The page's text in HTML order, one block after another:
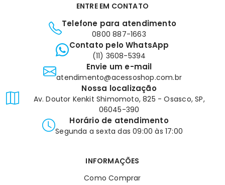
ENTRE EM CONTATO
Telefone para atendimento
0800 887-1663
Contato pelo WhatsApp
(11) 3608-5394
Envie um e-mail
atendimento@acessoshop.com.br
Nossa localização
Av. Doutor Kenkit Shimomoto, 825 - Osasco, SP,
06045-390
Horário de atendimento
Segunda a sexta das 09:00 às 17:00
INFORMAÇÕES
Como Comprar